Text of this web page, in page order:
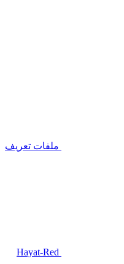
ملفات تعريف